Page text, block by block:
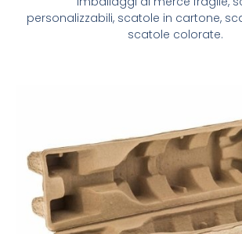
personalizzabili, scatole in cartone,
scatole colorate.